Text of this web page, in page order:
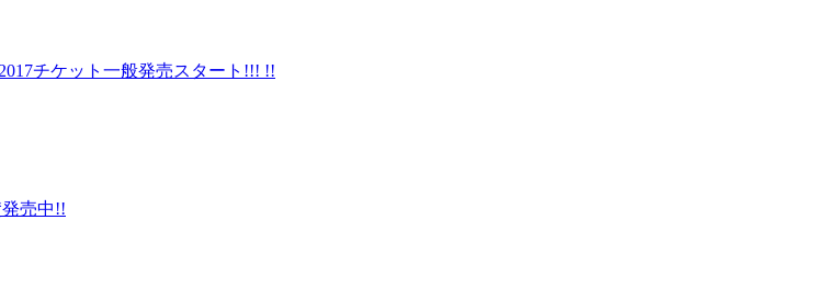
チケット一般発売スタート!!! !!
売中!!